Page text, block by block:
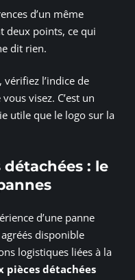
d’un même
deux points, ce qui
dit rien.
l’indice de
visez. C’est un
utile que le logo sur la
détachées : le
d’une panne
disponible
logistiques liées à la
pièces détachées